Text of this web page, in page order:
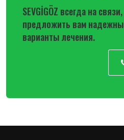
SEVGİGÖZ всегда на
предложить вам
варианты лечения.